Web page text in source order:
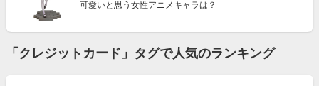
可愛いと思う女性アニメキャラは？
「クレジットカード」タグで人気のランキング